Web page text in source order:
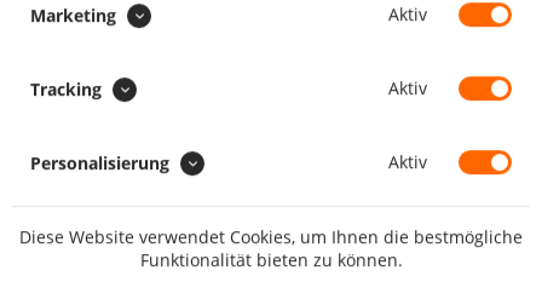
Faulstreifen
Marketing Aktiv
Tracking Aktiv
Personalisierung Aktiv
Diese Website verwendet Cookies, um Ihnen die bestmögliche
Funktionalität bieten zu können.